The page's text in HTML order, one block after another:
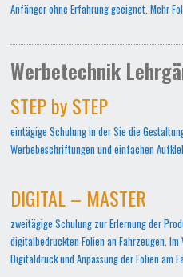
Anfänger ohne Erfahrung geeignet. Mehr
Werbetechnik
STEP by STEP
eintägige Schulung in der Sie die
Werbebeschriftungen und einfachen
DIGITAL – MASTER
zweitägige Schulung zur Erlernung der
digitalbedruckten Folien an Fahrzeugen.
Digitaldruck und Anpassung der Folien am